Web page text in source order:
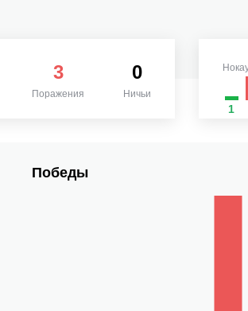
3
Поражения
0
Ничьи
1
Победы